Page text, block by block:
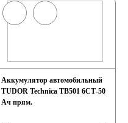
Аккумулятор автомобильный
TUDOR Technica TB501 6СТ-50
Ач прям.